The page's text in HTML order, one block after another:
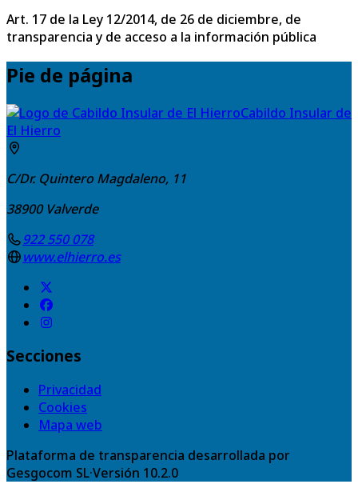
Art. 17 de la Ley 12/2014, de 26 de diciembre, de
transparencia y de acceso a la información pública
Pie de página
Cabildo Insular de
El Hierro
C/Dr. Quintero Magdaleno, 11
38900 Valverde
922 550 078
www.elhierro.es
Secciones
Privacidad
Cookies
Mapa web
Plataforma de transparencia desarrollada por
Gesgocom SL·Versión 10.2.0